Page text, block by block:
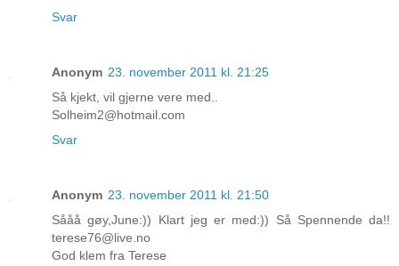
Svar
Anonym 23. november 2011 kl. 21:25
Så kjekt, vil gjerne vere med..
Solheim2@hotmail.com
Svar
Anonym 23. november 2011 kl. 21:50
Sååå gøy,June:)) Klart jeg er med:)) Så Spennende da!!
terese76@live.no
God klem fra Terese